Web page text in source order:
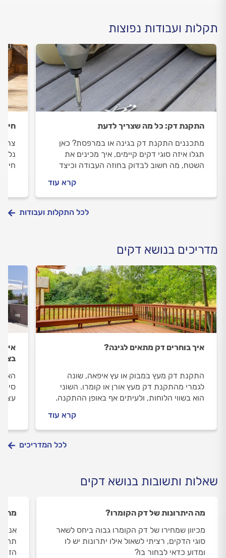
תקלות ועבודות נפוצות
התקנת דק: כל מה שצריך לדעת
מתכננים התקנת דק בגינה או במרפסת? כאן
תגלו איזה סוגי דקים קיימים, איך מכינים את
השטח, מה חשוב לבדוק בחוזה העבודה וכיצד
קרא עוד
לכל התקלות ועבודות
מדריכים בנושא דקים
איך בוחרים דק מתאים לגינה?
התקנת דק מעץ במבוק או עץ איפאה, שונה
לגמרי מהתקנת דק מעץ אורן או קומרו. השוני
הוא בשווי הלוחות, ולעיתים אף באופן ההתקנה.
קרא עוד
איך
האם
לכל המדריכים
שאלות ותשובות בנושא דקים
מה היתרונות של דק הקומרו?
מכיוון שמחירו של דק הקומרו גבוה ביחס לשאר
סוגי הדקים, רציתי לשאול אילו יתרונות יש לו
ומדוע כדאי לבחור בו?
מה
אני